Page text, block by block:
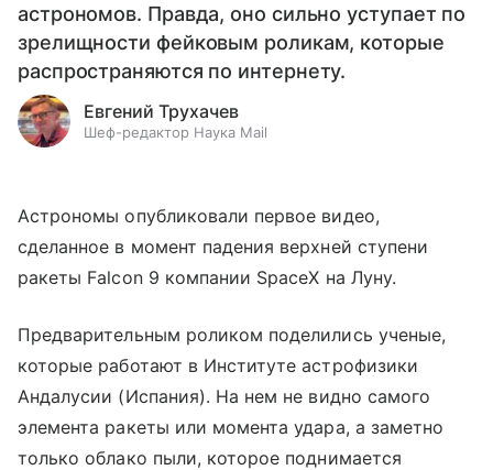
астрономов. Правда, оно сильно уступает по
зрелищности фейковым роликам, которые
распространяются по интернету.
Евгений Трухачев
Шеф-редактор Наука Mail
Астрономы опубликовали первое видео,
сделанное в момент падения верхней ступени
ракеты Falcon 9 компании SpaceX на Луну.
Предварительным роликом поделились ученые,
которые работают в Институте астрофизики
Андалусии (Испания). На нем не видно самого
элемента ракеты или момента удара, а заметно
только облако пыли, которое поднимается